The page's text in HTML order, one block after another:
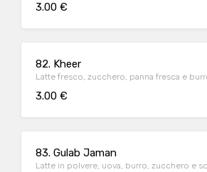
3.00 €
82. Kheer
Latte fresco, zucchero, panna fresca e
3.00 €
83. Gulab Jaman
Latte in polvere, uova, burro, zucchero e